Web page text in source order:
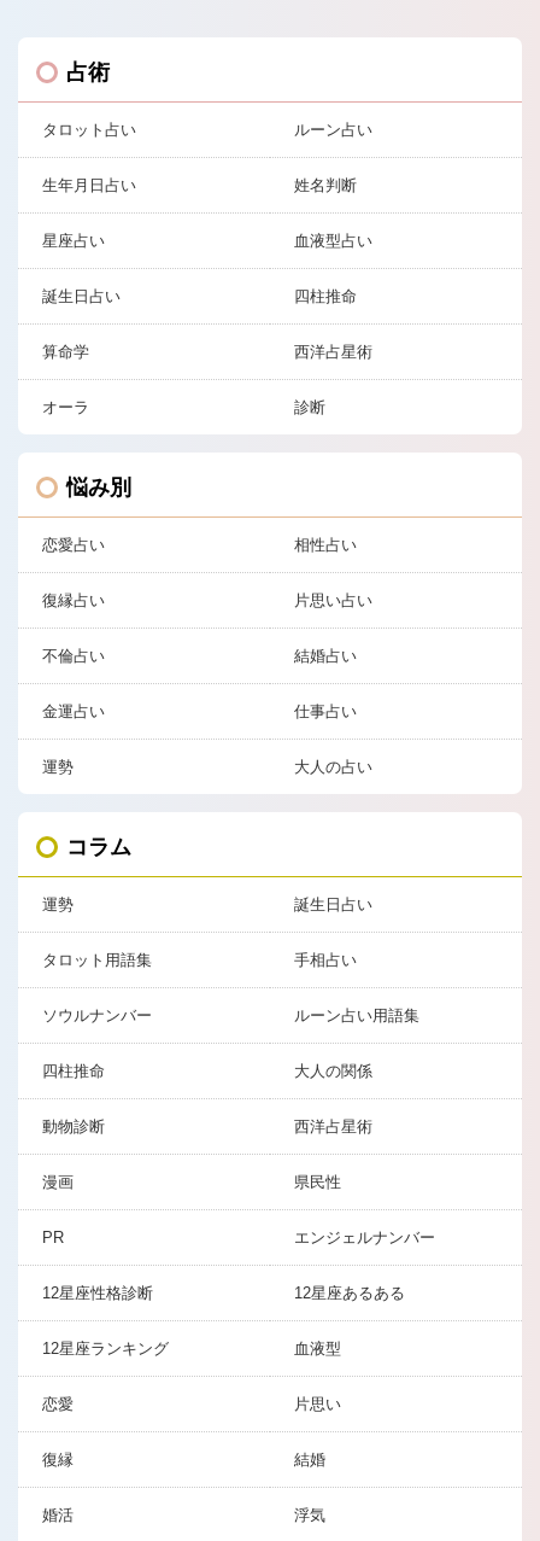
占術
タロット占い ルーン占い
生年月日占い 姓名判断
星座占い 血液型占い
誕生日占い 四柱推命
算命学 西洋占星術
オーラ 診断
悩み別
恋愛占い 相性占い
復縁占い 片思い占い
不倫占い 結婚占い
金運占い 仕事占い
運勢 大人の占い
コラム
運勢 誕生日占い
タロット用語集 手相占い
ソウルナンバー ルーン占い用語集
四柱推命 大人の関係
動物診断 西洋占星術
漫画 県民性
PR エンジェルナンバー
12星座性格診断 12星座あるある
12星座ランキング 血液型
恋愛 片思い
復縁 結婚
婚活 浮気